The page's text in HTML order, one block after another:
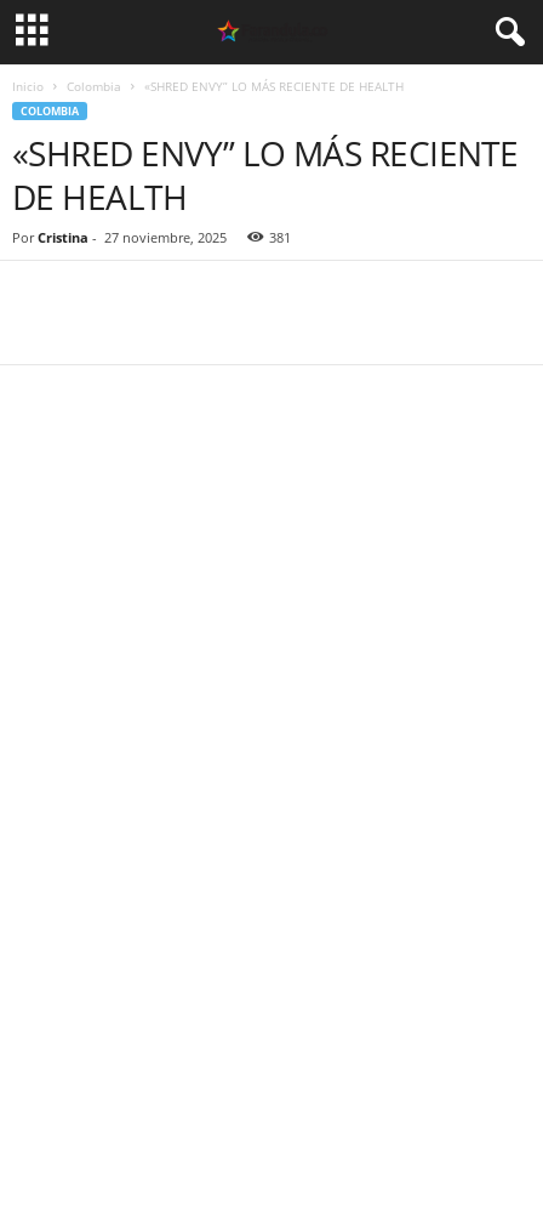
Inicio Colombia «SHRED ENVY” LO MÁS RECIENTE DE HEALTH
COLOMBIA
«SHRED ENVY” LO MÁS RECIENTE
DE HEALTH
Por Cristina - 27 noviembre, 2025 381